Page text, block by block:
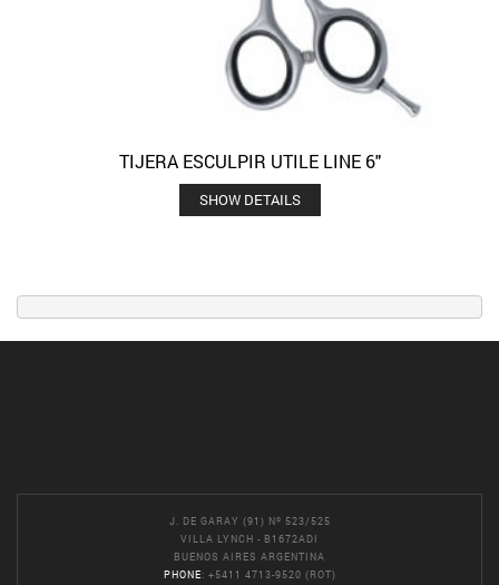
TIJERA ESCULPIR UTILE LINE 6″
SHOW DETAILS
J. DE GARAY (91) Nº 523/525
VILLA LYNCH - B1672ADI
BUENOS AIRES ARGENTINA
PHONE: +5411 4713-9520 (ROT)